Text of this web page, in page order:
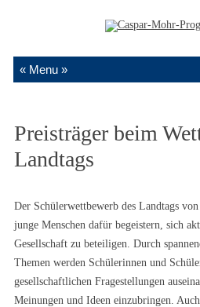
Zum
Preisträger beim
Landtags
Der Schülerwettbewerb des Landtags
junge Menschen dafür begeistern, sich
Gesellschaft zu beteiligen. Durch
Themen werden Schülerinnen und
gesellschaftlichen Fragestellungen
Meinungen und Ideen einzubringen.